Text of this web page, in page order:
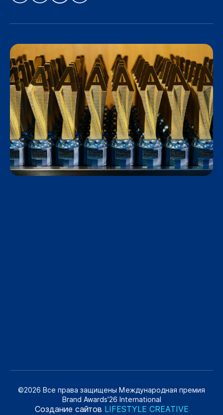
©2026 Все права защищены Международная премия
Brand Awards’26 International
Создание сайтов LIFESTYLE CREATIVE